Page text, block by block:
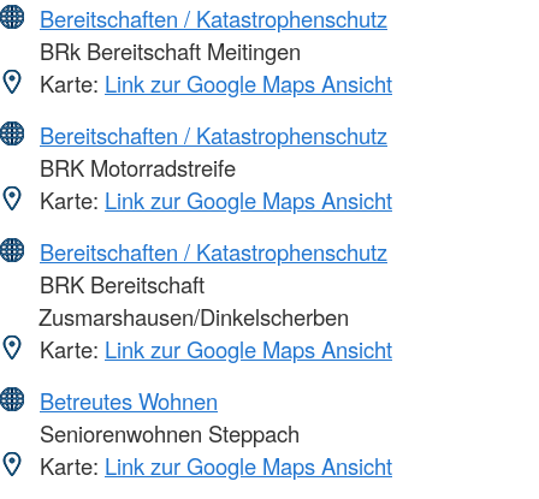
Bereitschaften / Katastrophenschutz
BRk Bereitschaft Meitingen
Karte: Link zur Google Maps Ansicht
Bereitschaften / Katastrophenschutz
BRK Motorradstreife
Karte: Link zur Google Maps Ansicht
Bereitschaften / Katastrophenschutz
BRK Bereitschaft
Zusmarshausen/Dinkelscherben
Karte: Link zur Google Maps Ansicht
Betreutes Wohnen
Seniorenwohnen Steppach
Karte: Link zur Google Maps Ansicht